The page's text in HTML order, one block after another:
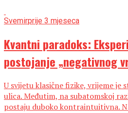
Svemirprije 3 mjeseca
Kvantni paradoks:
postojanje „negativnog
U svijetu klasične fizike, vrijeme je
ulica. Međutim, na subatomskoj
postaju duboko kontraintuitivna.